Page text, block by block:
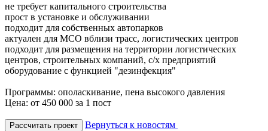
не требует капитального строительства
прост в установке и обслуживании
подходит для собственных автопарков
актуален для МСО вблизи трасс, логистических центров
подходит для размещения на территории логистических
центров, строительных компаний, с/х предприятий
оборудование с функцией "дезинфекция"
Программы: ополаскивание, пена высокого давления
Цена: от 450 000 за 1 пост
Рассчитать проект
Вернуться к новостям